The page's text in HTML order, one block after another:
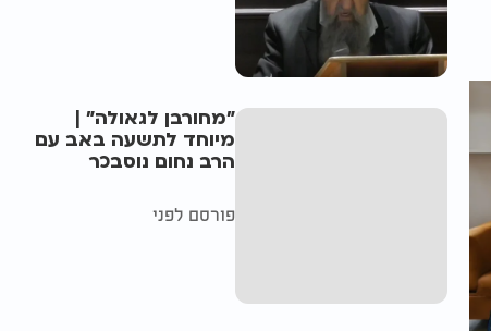
"מחורבן לגאולה" |
מיוחד לתשעה באב עם
הרב נחום נוסבכר
פורסם לפני